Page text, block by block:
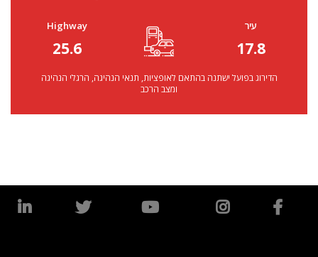
עיר
17.8
Highway
25.6
הדירוג בפועל ישתנה בהתאם לאופציות, תנאי הנהיגה, הרגלי הנהיגה
ומצב הרכב